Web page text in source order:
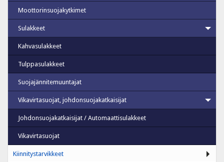
Moottorinsuojakytkimet
Sulakkeet
Kahvasulakkeet
Tulppasulakkeet
Suojajännitemuuntajat
Vikavirtasuojat, johdonsuojakatkaisijat
Johdonsuojakatkaisijat / Automaattisulakkeet
Vikavirtasuojat
Kiinnitystarvikkeet